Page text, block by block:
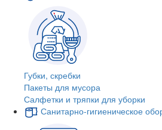
Губки, скребки
Пакеты для мусора
Салфетки и тряпки для уборки
Санитарно-гигиеническое